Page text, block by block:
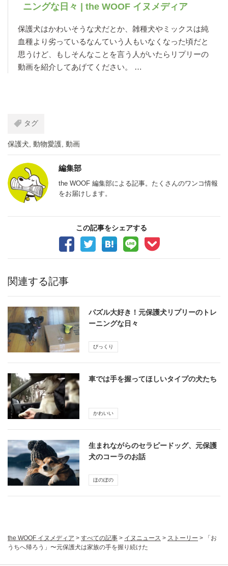
ニングな日々 | the WOOF イヌメディア
保護犬はかわいそうな犬だとか、雑種犬やミックスは純
血種より劣っているなんていう人もいなくなった頃だと
思うけど、もしそんなことを言う人がいたらリプリーの
動画を紹介してあげてください。 …
タグ
保護犬 動物愛護 動画
編集部
the WOOF 編集部による記事。たくさんのワンコ情報
をお届けします。
この記事をシェアする
関連する記事
パズル大好き！元保護犬リプリーのトレ
ーニングな日々
びっくり
車では手を握ってほしいタイプの犬たち
かわいい
生まれながらのセラピードッグ、元保護
犬のコーラのお話
ほのぼの
the WOOF イヌメディア > すべての記事 > イヌニュース > ストーリー >
「お
うちへ帰ろう」〜元保護犬は家族の手を握り続けた